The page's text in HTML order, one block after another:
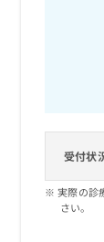
受付状
実際の診
さい。